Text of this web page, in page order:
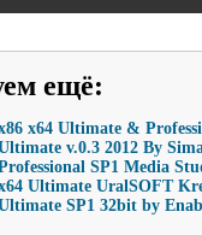
ещё:
x64 Ultimate &
v.0.3 2012 By
SP1 Media
Ultimate UralSOFT
SP1 32bit by